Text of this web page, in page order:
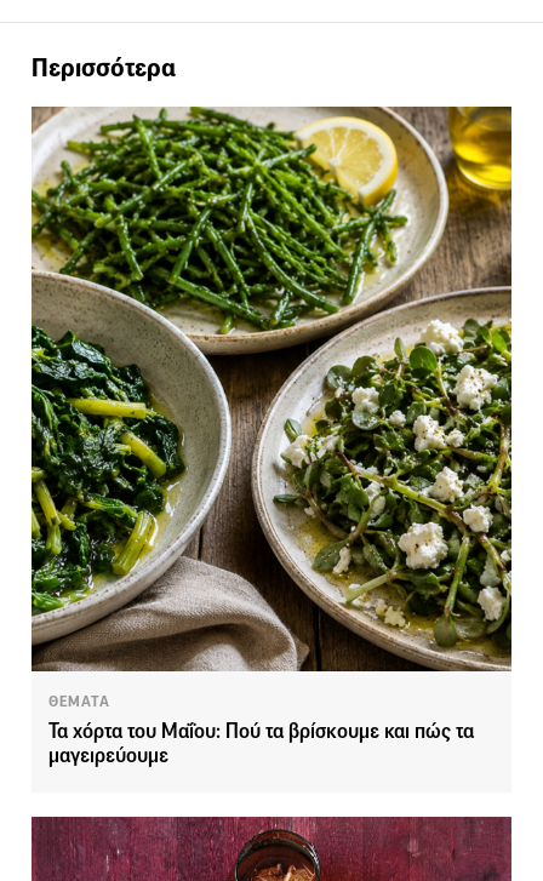
Περισσότερα
ΘΕΜΑΤΑ
Τα χόρτα του Μαΐου: Πού τα βρίσκουμε και πώς τα
μαγειρεύουμε